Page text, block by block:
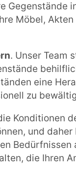
Gegenstände
Möbel,
. Unser Team
eine
zu
Konditionen
und daher
Bedürfnissen
die Ihren